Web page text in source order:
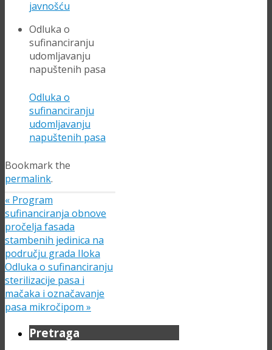
javnošću
Odluka o
sufinanciranju
udomljavanju
napuštenih pasa
Odluka o
sufinanciranju
udomljavanju
napuštenih pasa
Bookmark the
permalink.
« Program
sufinanciranja obnove
pročelja fasada
stambenih jedinica na
području grada Iloka
Odluka o sufinanciranju
sterilizacije pasa i
mačaka i označavanje
pasa mikročipom »
Pretraga